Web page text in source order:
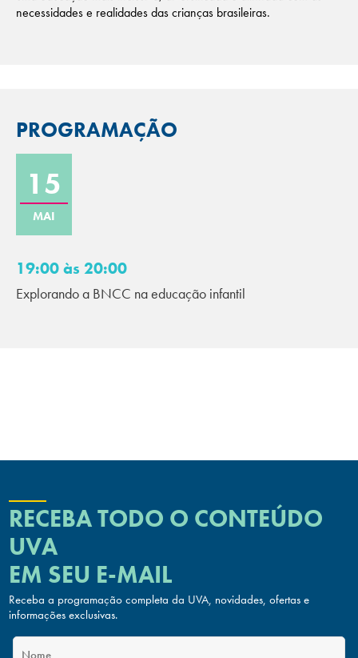
necessidades e realidades das crianças brasileiras.
PROGRAMAÇÃO
15
MAI
19:00 às 20:00
Explorando a BNCC na educação infantil
RECEBA TODO O CONTEÚDO
UVA
EM SEU E-MAIL
Receba a programação completa da UVA, novidades, ofertas e
informações exclusivas.